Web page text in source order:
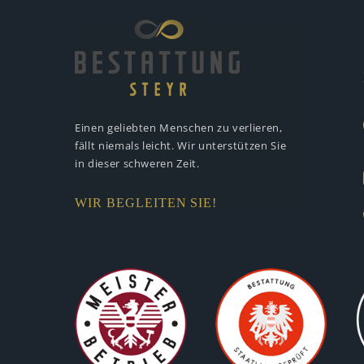
Einen geliebten Menschen zu verlieren,
fällt niemals leicht. Wir unterstützen Sie
in dieser schweren Zeit.
WIR BEGLEITEN SIE!